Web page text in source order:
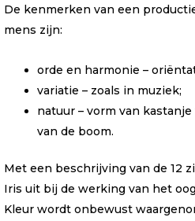
De kenmerken van een
mens zijn:
orde en harmonie –
variatie – zoals in muziek;
natuur – vorm van
van de boom.
Met een beschrijving van de 12
Iris uit bij de werking van het
Kleur wordt onbewust